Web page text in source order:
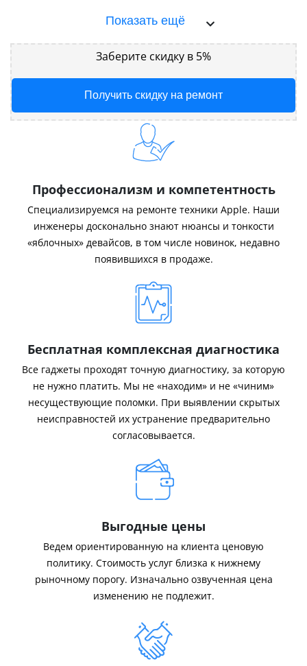
Показать ещё
Заберите скидку в 5%
Получить скидку на ремонт
Профессионализм и компетентность
Специализируемся на ремонте техники Apple. Наши
инженеры досконально знают нюансы и тонкости
«яблочных» девайсов, в том числе новинок, недавно
появившихся в продаже.
Бесплатная комплексная диагностика
Все гаджеты проходят точную диагностику, за которую
не нужно платить. Мы не «находим» и не «чиним»
несуществующие поломки. При выявлении скрытых
неисправностей их устранение предварительно
согласовывается.
Выгодные цены
Ведем ориентированную на клиента ценовую
политику. Стоимость услуг близка к нижнему
рыночному порогу. Изначально озвученная цена
изменению не подлежит.